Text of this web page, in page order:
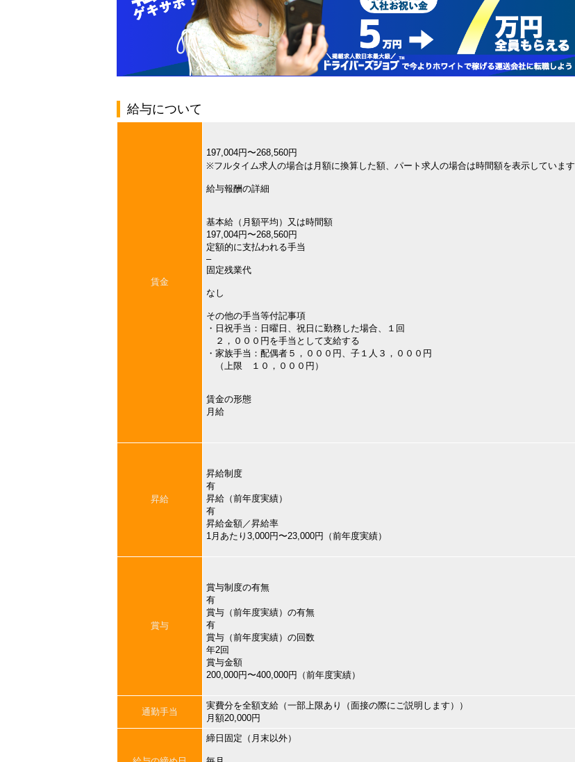
給与について
賃金
197,004円〜268,560円
※フルタイム求人の場合は月額に換算した額、パート求人の場合は時間額を表示しています
給与報酬の詳細
基本給（月額平均）又は時間額
197,004円〜268,560円
定額的に支払われる手当
–
固定残業代
なし
その他の手当等付記事項
・日祝手当：日曜日、祝日に勤務した場合、１回
２，０００円を手当として支給する
・家族手当：配偶者５，０００円、子１人３，０００円
（上限 １０，０００円）
賃金の形態
月給
昇給
昇給制度
有
昇給（前年度実績）
有
昇給金額／昇給率
1月あたり3,000円〜23,000円（前年度実績）
賞与
賞与制度の有無
有
賞与（前年度実績）の有無
有
賞与（前年度実績）の回数
年2回
賞与金額
200,000円〜400,000円（前年度実績）
通勤手当
実費分を全額支給（一部上限あり（面接の際にご説明します））
月額20,000円
締日固定（月末以外）